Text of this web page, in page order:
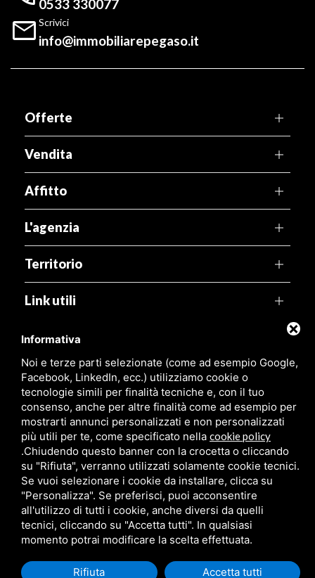
Informativa
Noi e terze parti selezionate (come ad esempio Google,
Facebook, LinkedIn, ecc.) utilizziamo cookie o
tecnologie simili per finalità tecniche e, con il tuo
consenso, anche per altre finalità come ad esempio per
mostrarti annunci personalizzati e non personalizzati
più utili per te, come specificato nella cookie policy
.Chiudendo questo banner con la crocetta o cliccando
su "Rifiuta", verranno utilizzati solamente cookie tecnici.
Se vuoi selezionare i cookie da installare, clicca su
"Personalizza". Se preferisci, puoi acconsentire
all'utilizzo di tutti i cookie, anche diversi da quelli
tecnici, cliccando su "Accetta tutti". In qualsiasi
momento potrai modificare la scelta effettuata.
Rifiuta Accetta tutti
0533 330077
 Scrivici
info@immobiliarepegaso.it
Offerte
Vendita
Affitto
L'agenzia
Agenzia Pegaso
Viale Leonardo, 99,44029 Lido di Spina (FE)
P.Iva:01316480381
Territorio
Link utili